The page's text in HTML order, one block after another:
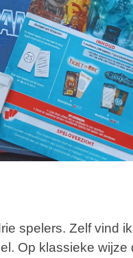
spelers. Zelf vind
Op klassieke wijze